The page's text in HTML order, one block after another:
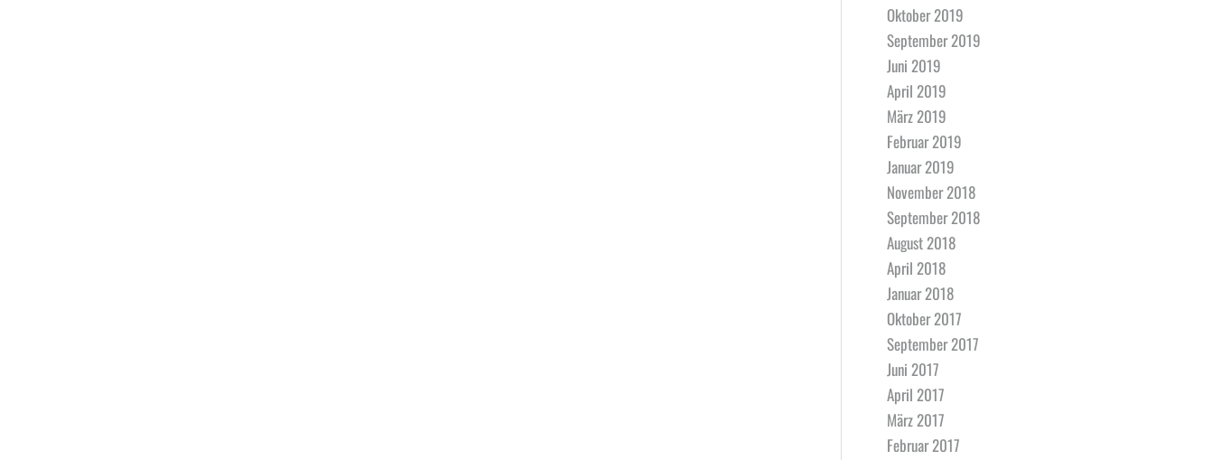
Oktober 2019
September 2019
Juni 2019
April 2019
März 2019
Februar 2019
Januar 2019
November 2018
September 2018
August 2018
April 2018
Januar 2018
Oktober 2017
September 2017
Juni 2017
April 2017
März 2017
Februar 2017